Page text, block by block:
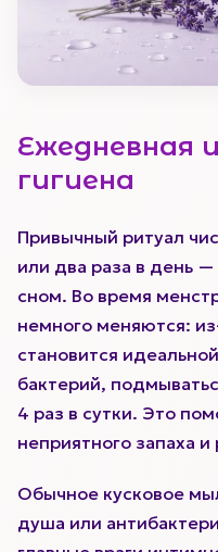
Ежедневная
гигиена
Привычный ритуал
или два раза в день
сном. Во время
немного меняются:
становится
бактерий,
4 раз в сутки. Это
неприятного запаха
Обычное кусковое
душа или